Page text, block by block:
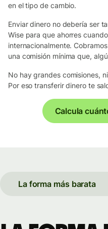
en el tipo de cambio.
Enviar dinero no debería ser
Wise para que ahorres
internacionalmente.
una comisión mínima que,
No hay grandes comisiones,
Por eso transferir dinero te
Calcula
La forma más barata